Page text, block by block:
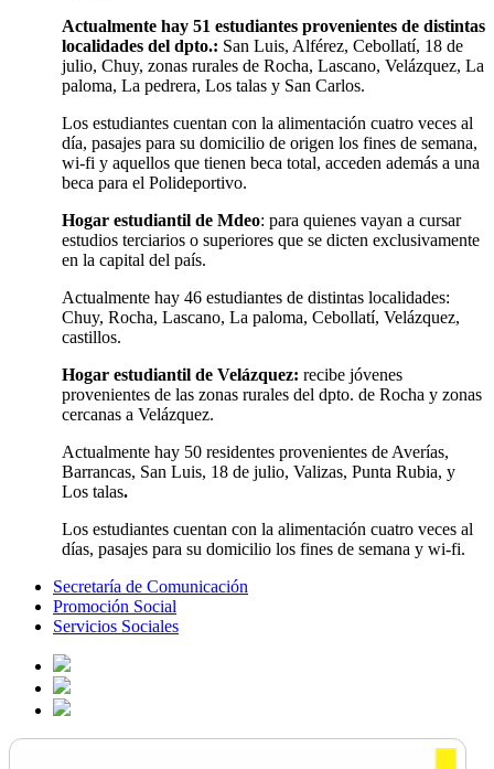
Actualmente hay 51 estudiantes provenientes de distintas
localidades del dpto.: San Luis, Alférez, Cebollatí, 18 de
julio, Chuy, zonas rurales de Rocha, Lascano, Velázquez, La
paloma, La pedrera, Los talas y San Carlos.
Los estudiantes cuentan con la alimentación cuatro veces al
día, pasajes para su domicilio de origen los fines de semana,
wi-fi y aquellos que tienen beca total, acceden además a una
beca para el Polideportivo.
Hogar estudiantil de Mdeo: para quienes vayan a cursar
estudios terciarios o superiores que se dicten exclusivamente
en la capital del país.
Actualmente hay 46 estudiantes de distintas localidades:
Chuy, Rocha, Lascano, La paloma, Cebollatí, Velázquez,
castillos.
Hogar estudiantil de Velázquez: recibe jóvenes
provenientes de las zonas rurales del dpto. de Rocha y zonas
cercanas a Velázquez.
Actualmente hay 50 residentes provenientes de Averías,
Barrancas, San Luis, 18 de julio, Valizas, Punta Rubia, y
Los talas.
Los estudiantes cuentan con la alimentación cuatro veces al
días, pasajes para su domicilio los fines de semana y wi-fi.
Secretaría de Comunicación
Promoción Social
Servicios Sociales